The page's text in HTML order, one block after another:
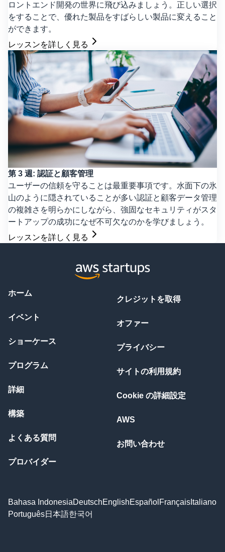
ロントエンド開発の世界に飛び込みましょう。正しい選択
をすることで、優れた製品をすばらしい製品に変えること
ができます。
レッスンを詳しく見る
第 3 週: 認証と顧客管理
ユーザーの信頼を守ることは最重要事項です。水面下の氷
山のように隠されていることが多い認証と顧客データ管理
の複雑さを明らかにしながら、強固なセキュリティがスタ
ートアップの成功になぜ不可欠なのかを学びましょう。
レッスンを詳しく見る
ホーム
イベント
ショーケース
プログラム
詳細
構築
よくある質問
プロバイダー
クレジットを取得
オファー
プライバシー
サイトの利用規約
Cookie の詳細設定
AWS
お問い合わせ
Bahasa IndonesiaDeutschEnglishEspañol Français Italiano
Português日本語한국어